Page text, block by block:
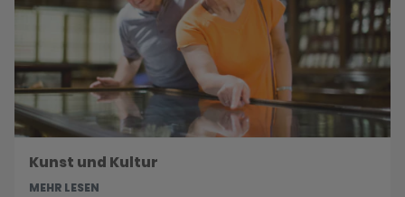
Kunst und Kultur
MEHR LESEN